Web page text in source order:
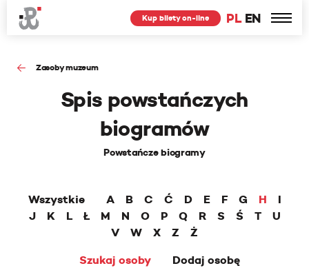
PL EN
Kup bilety on-line
Zasoby muzeum
Spis powstańczych
biogramów
Powstańcze biogramy
Wszystkie A B C Ć D E F G H
I
J
K L Ł M N O P Q R S Ś T
U
V
W X Z
Ż
Szukaj osoby
Dodaj osobę